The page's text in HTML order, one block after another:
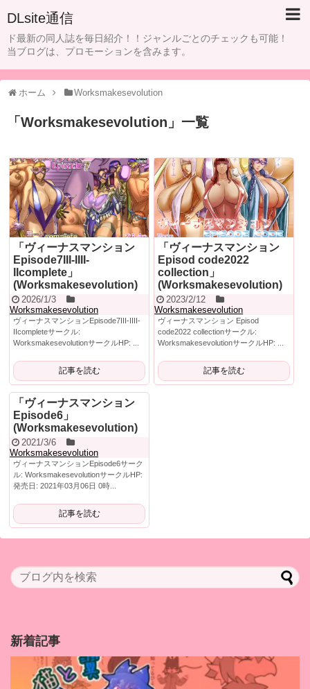
DLsite通信
ド最新の同人誌を毎日紹介！！ジャンルごとのチェックも可能！
当ブログは、プロモーションを含みます。
ホーム Worksmakesevolution
「 Worksmakesevolution 」 一覧
「ヴィーナスマンション
Episode7III‐IIII‐
IIcomplete」
(Worksmakesevolution)
2026/1/3
Worksmakesevolution
ヴィーナスマンションEpisode7III‐IIII‐
IIcompleteサークル:
WorksmakesevolutionサークルHP: ...
記事を読む
「ヴィーナスマンション
Episod code2022
collection」
(Worksmakesevolution)
2023/2/12
Worksmakesevolution
ヴィーナスマンション Episod
code2022 collectionサークル:
WorksmakesevolutionサークルHP: ...
記事を読む
「ヴィーナスマンション
Episode6」
(Worksmakesevolution)
2021/3/6
Worksmakesevolution
ヴィーナスマンションEpisode6サーク
ル: WorksmakesevolutionサークルHP:
発売日: 2021年03月06日 0時...
記事を読む
新着記事